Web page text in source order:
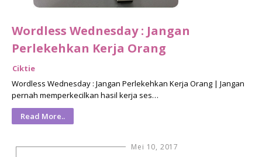
Wordless Wednesday : Jangan
Perlekehkan Kerja Orang
Ciktie
Wordless Wednesday : Jangan Perlekehkan Kerja Orang | Jangan
pernah memperkecilkan hasil kerja ses…
Read More..
Mei 10, 2017